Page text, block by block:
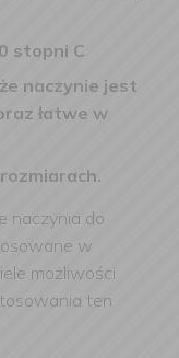
stopni C
naczynie jest
łatwe w
naczynia do
w
możliwości
ten